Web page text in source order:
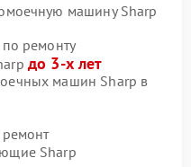
машину Sharp
ремонту
до 3-х лет
машин Sharp в
Sharp